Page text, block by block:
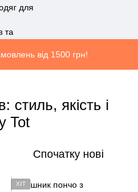
від 1500 грн!
стиль, якість і
Tot
Спочатку нові
ХІТ